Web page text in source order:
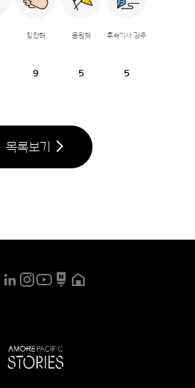
칭찬해
9
응원해
5
후속기사 강추
5
목록보기